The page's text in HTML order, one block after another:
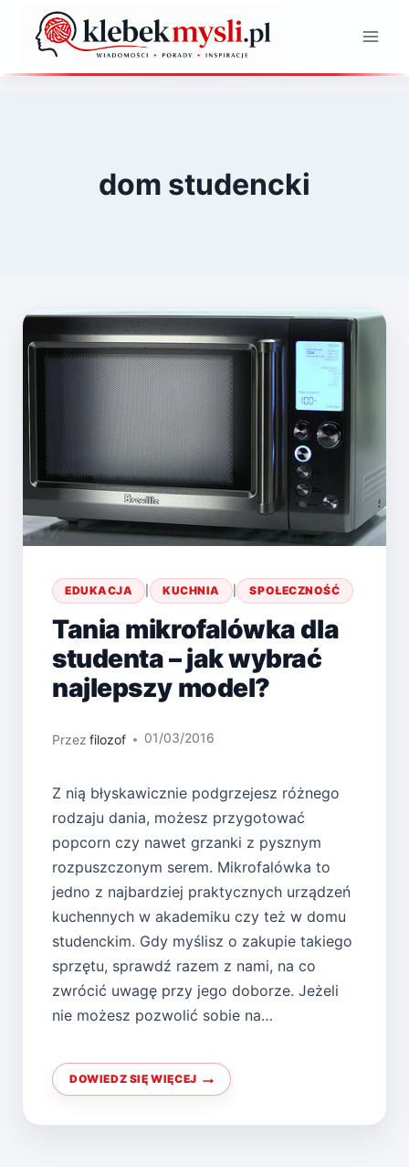
Przejdź
dom studencki
EDUKACJA | KUCHNIA | SPOŁECZNOŚĆ
Tania mikrofalówka dla
studenta – jak wybrać
najlepszy model?
Przez filozof 01/03/2016
Z nią błyskawicznie podgrzejesz różnego
rodzaju dania, możesz przygotować
popcorn czy nawet grzanki z pysznym
rozpuszczonym serem. Mikrofalówka to
jedno z najbardziej praktycznych urządzeń
kuchennych w akademiku czy też w domu
studenckim. Gdy myślisz o zakupie takiego
sprzętu, sprawdź razem z nami, na co
zwrócić uwagę przy jego doborze. Jeżeli
nie możesz pozwolić sobie na…
DOWIEDZ SIĘ WIĘCEJ
TANIA
MIKROFALÓWKA
–